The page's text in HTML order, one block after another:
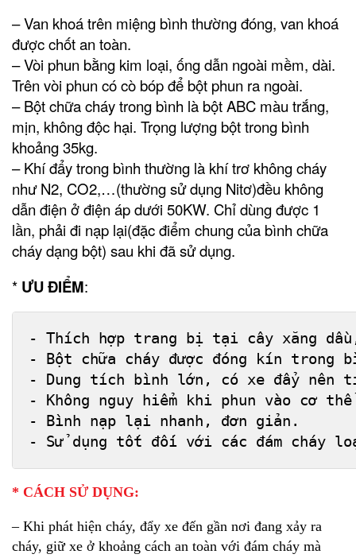
– Van khoá trên miệng bình thường đóng, van khoá
được chốt an toàn.
– Vòi phun bằng kim loại, ống dẫn ngoài mềm, dài.
Trên vòi phun có cò bóp để bột phun ra ngoài.
– Bột chữa cháy trong bình là bột ABC màu trắng,
mịn, không độc hại. Trọng lượng bột trong bình
khoảng 35kg.
– Khí đẩy trong bình thường là khí trơ không cháy
như N2, CO2,…(thường sử dụng Nitơ)đều không
dẫn điện ở điện áp dưới 50KW. Chỉ dùng được 1
lần, phải đi nạp lại(đặc điểm chung của bình chữa
cháy dạng bột) sau khi đã sử dụng.
* ƯU ĐIỂM:
- Thích hợp trang bị tại cây xăng
- Bột chữa cháy được đóng kín trong
- Dung tích bình lớn, có xe đẩy nên
- Không nguy hiểm khi phun vào cơ
- Bình nạp lại nhanh, đơn giản.
- Sử dụng tốt đối với các đám cháy
* CÁCH SỬ DỤNG:
– Khi phát hiện cháy, đẩy xe đến gần nơi đang xảy ra
cháy, giữ xe ở khoảng cách an toàn với đám cháy mà